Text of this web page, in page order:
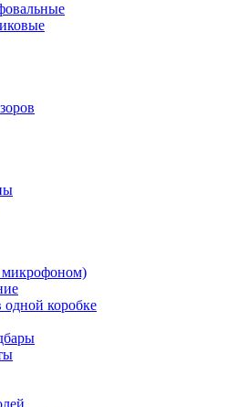
коробке